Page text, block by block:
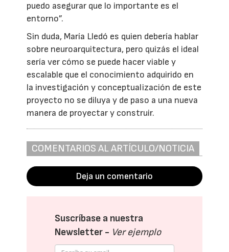
puedo asegurar que lo importante es el
entorno”.
Sin duda, María Lledó es quien debería hablar
sobre neuroarquitectura, pero quizás el ideal
sería ver cómo se puede hacer viable y
escalable que el conocimiento adquirido en
la investigación y conceptualización de este
proyecto no se diluya y de paso a una nueva
manera de proyectar y construir.
COMENTARIOS AL ARTÍCULO/NOTICIA
Deja un comentario
Suscríbase a nuestra
Newsletter - Ver ejemplo